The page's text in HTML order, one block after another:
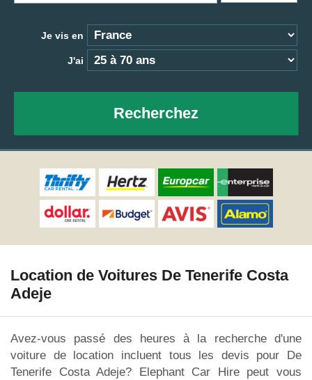
Je vis en
J'ai
Recherchez
Location de Voitures De Tenerife Costa
Adeje
Avez-vous passé des heures à la recherche d'une
voiture de location incluent tous les devis pour De
Tenerife Costa Adeje? Elephant Car Hire peut vous